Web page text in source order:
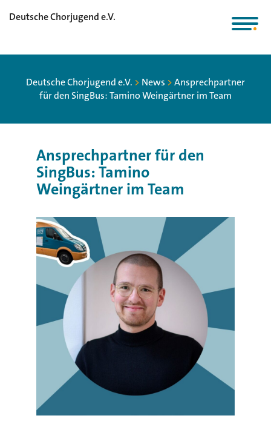
Deutsche Chorjugend e.V.
Deutsche Chorjugend e.V. > News >Ansprechpartner
für den SingBus: Tamino Weingärtner im Team
Ansprechpartner für den
SingBus: Tamino
Weingärtner im Team